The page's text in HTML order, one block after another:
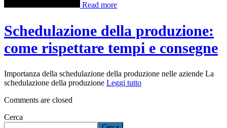
Read more
Schedulazione della produzione:
come rispettare tempi e consegne
Importanza della schedulazione della produzione nelle aziende La
schedulazione della produzione Leggi tutto
Comments are closed
Cerca